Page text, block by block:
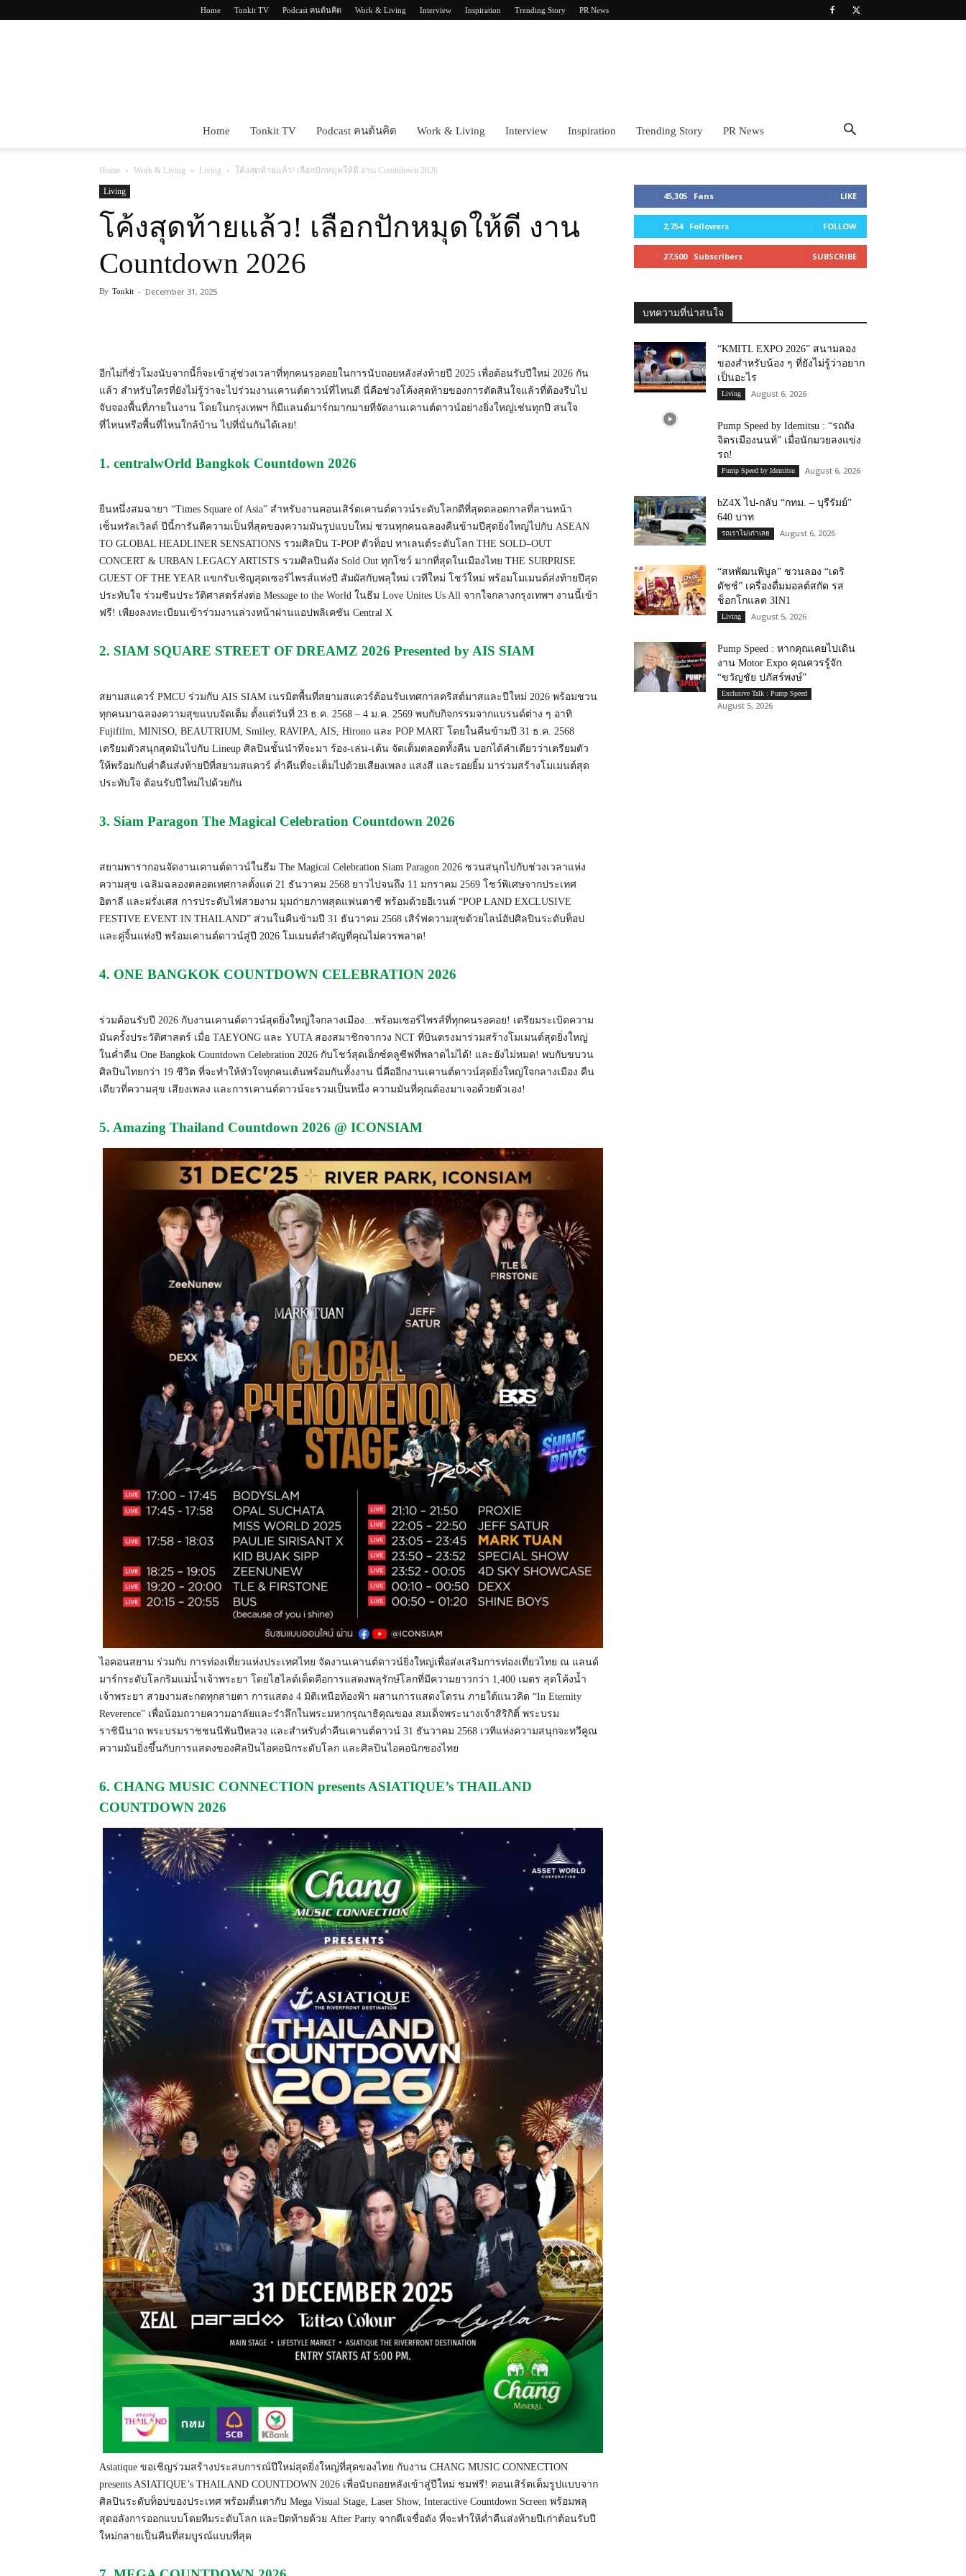
Home Tonkit TV Podcast คนต้นคิด Work & Living Interview Inspiration Trending Story PR News
Home Tonkit TV Podcast คนต้นคิด Work & Living Interview Inspiration Trending Story PR News
Home Work & Living Living โค้งสุดท้ายแล้ว! เลือกปักหมุดให้ดี งาน Countdown 2026
Living
โค้งสุดท้ายแล้ว! เลือกปักหมุดให้ดี งาน
Countdown 2026
By Tonkit - December 31, 2025
อีกไม่กี่ชั่วโมงนับจากนี้ก็จะเข้าสู่ช่วงเวลาที่ทุกคนรอคอยในการนับถอยหลังส่งท้ายปี 2025 เพื่อต้อนรับปีใหม่ 2026 กัน
แล้ว สำหรับใครที่ยังไม่รู้ว่าจะไปร่วมงานเคานต์ดาวน์ที่ไหนดี นี่คือช่วงโค้งสุดท้ายของการตัดสินใจแล้วที่ต้องรีบไป
จับจองพื้นที่ภายในงาน โดยในกรุงเทพฯ ก็มีแลนด์มาร์กมากมายที่จัดงานเคานต์ดาวน์อย่างยิ่งใหญ่เช่นทุกปี สนใจ
ที่ไหนหรือพื้นที่ไหนใกล้บ้าน ไปที่นั่นกันได้เลย!
1. centralwOrld Bangkok Countdown 2026
ยืนหนึ่งสมฉายา “Times Square of Asia” สำหรับงานคอนเสิร์ตเคานต์ดาวน์ระดับโลกดีที่สุดตลอดกาลที่ลานหน้า
เซ็นทรัลเวิลด์ ปีนี้การันตีความเป็นที่สุดของความมันรูปแบบใหม่ ชวนทุกคนฉลองคืนข้ามปีสุดยิ่งใหญ่ไปกับ ASEAN
TO GLOBAL HEADLINER SENSATIONS รวมศิลปิน T-POP ตัวท็อป ทาเลนต์ระดับโลก THE SOLD–OUT
CONCERT & URBAN LEGACY ARTISTS รวมศิลปินดัง Sold Out ทุกโชว์ มากที่สุดในเมืองไทย THE SURPRISE
GUEST OF THE YEAR แขกรับเชิญสุดเซอร์ไพรส์แห่งปี สัมผัสกับพลุใหม่ เวทีใหม่ โชว์ใหม่ พร้อมโมเมนต์ส่งท้ายปีสุด
ประทับใจ ร่วมซีนประวัติศาสตร์ส่งต่อ Message to the World ในธีม Love Unites Us All จากใจกลางกรุงเทพฯ งานนี้เข้า
ฟรี! เพียงลงทะเบียนเข้าร่วมงานล่วงหน้าผ่านแอปพลิเคชัน Central X
2. SIAM SQUARE STREET OF DREAMZ 2026 Presented by AIS SIAM
สยามสแควร์ PMCU ร่วมกับ AIS SIAM เนรมิตพื้นที่สยามสแควร์ต้อนรับเทศกาลคริสต์มาสและปีใหม่ 2026 พร้อมชวน
ทุกคนมาฉลองความสุขแบบจัดเต็ม ตั้งแต่วันที่ 23 ธ.ค. 2568 – 4 ม.ค. 2569 พบกับกิจกรรมจากแบรนด์ต่าง ๆ อาทิ
Fujifilm, MINISO, BEAUTRIUM, Smiley, RAVIPA, AIS, Hirono และ POP MART โดยในคืนข้ามปี 31 ธ.ค. 2568
เตรียมตัวสนุกสุดมันไปกับ Lineup ศิลปินชั้นนำที่จะมา ร้อง-เล่น-เต้น จัดเต็มตลอดทั้งคืน บอกได้คำเดียวว่าเตรียมตัว
ให้พร้อมกับค่ำคืนส่งท้ายปีที่สยามสแควร์ ค่ำคืนที่จะเต็มไปด้วยเสียงเพลง แสงสี และรอยยิ้ม มาร่วมสร้างโมเมนต์สุด
ประทับใจ ต้อนรับปีใหม่ไปด้วยกัน
3. Siam Paragon The Magical Celebration Countdown 2026
สยามพารากอนจัดงานเคานต์ดาวน์ในธีม The Magical Celebration Siam Paragon 2026 ชวนสนุกไปกับช่วงเวลาแห่ง
ความสุข เฉลิมฉลองตลอดเทศกาลตั้งแต่ 21 ธันวาคม 2568 ยาวไปจนถึง 11 มกราคม 2569 โชว์พิเศษจากประเทศ
อิตาลี และฝรั่งเศส การประดับไฟสวยงาม มุมถ่ายภาพสุดแฟนตาซี พร้อมด้วยอีเวนต์ “POP LAND EXCLUSIVE
FESTIVE EVENT IN THAILAND” ส่วนในคืนข้ามปี 31 ธันวาคม 2568 เสิร์ฟความสุขด้วยไลน์อัปศิลปินระดับท็อป
และคู่จิ้นแห่งปี พร้อมเคานต์ดาวน์สู่ปี 2026 โมเมนต์สำคัญที่คุณไม่ควรพลาด!
4. ONE BANGKOK COUNTDOWN CELEBRATION 2026
ร่วมต้อนรับปี 2026 กับงานเคานต์ดาวน์สุดยิ่งใหญ่ใจกลางเมือง…พร้อมเซอร์ไพรส์ที่ทุกคนรอคอย! เตรียมระเบิดความ
มันครั้งประวัติศาสตร์ เมื่อ TAEYONG และ YUTA สองสมาชิกจากวง NCT ที่บินตรงมาร่วมสร้างโมเมนต์สุดยิ่งใหญ่
ในค่ำคืน One Bangkok Countdown Celebration 2026 กับโชว์สุดเอ็กซ์คลูซีฟที่พลาดไม่ได้! และยังไม่หมด! พบกับขบวน
ศิลปินไทยกว่า 19 ชีวิต ที่จะทำให้หัวใจทุกคนเต้นพร้อมกันทั้งงาน นี่คืออีกงานเคานต์ดาวน์สุดยิ่งใหญ่ใจกลางเมือง คืน
เดียวที่ความสุข เสียงเพลง และการเคานต์ดาวน์จะรวมเป็นหนึ่ง ความมันที่คุณต้องมาเจอด้วยตัวเอง!
5. Amazing Thailand Countdown 2026 @ ICONSIAM
ไอคอนสยาม ร่วมกับ การท่องเที่ยวแห่งประเทศไทย จัดงานเคานต์ดาวน์ยิ่งใหญ่เพื่อส่งเสริมการท่องเที่ยวไทย ณ แลนด์
มาร์กระดับโลกริมแม่น้ำเจ้าพระยา โดยไฮไลต์เด็ดคือการแสดงพลุรักษ์โลกที่มีความยาวกว่า 1,400 เมตร สุดโค้งน้ำ
เจ้าพระยา สวยงามสะกดทุกสายตา การแสดง 4 มิติเหนือท้องฟ้า ผสานการแสดงโดรน ภายใต้แนวคิด “In Eternity
Reverence” เพื่อน้อมถวายความอาลัยและรำลึกในพระมหากรุณาธิคุณของ สมเด็จพระนางเจ้าสิริกิติ์ พระบรม
ราชินีนาถ พระบรมราชชนนีพันปีหลวง และสำหรับค่ำคืนเคานต์ดาวน์ 31 ธันวาคม 2568 เวทีแห่งความสนุกจะทวีคูณ
ความมันยิ่งขึ้นกับการแสดงของศิลปินไอคอนิกระดับโลก และศิลปินไอคอนิกของไทย
6. CHANG MUSIC CONNECTION presents ASIATIQUE’s THAILAND
COUNTDOWN 2026
Asiatique ขอเชิญร่วมสร้างประสบการณ์ปีใหม่สุดยิ่งใหญ่ที่สุดของไทย กับงาน CHANG MUSIC CONNECTION
presents ASIATIQUE’s THAILAND COUNTDOWN 2026 เพื่อนับถอยหลังเข้าสู่ปีใหม่ ชมฟรี! คอนเสิร์ตเต็มรูปแบบจาก
ศิลปินระดับท็อปของประเทศ พร้อมตื่นตากับ Mega Visual Stage, Laser Show, Interactive Countdown Screen พร้อมพลุ
สุดอลังการออกแบบโดยทีมระดับโลก และปิดท้ายด้วย After Party จากดีเจชื่อดัง ที่จะทำให้ค่ำคืนส่งท้ายปีเก่าต้อนรับปี
ใหม่กลายเป็นคืนที่สมบูรณ์แบบที่สุด
45,305 Fans LIKE
2,754 Followers FOLLOW
27,500 Subscribers SUBSCRIBE
บทความที่น่าสนใจ
“KMITL EXPO 2026” สนามลอง
ของสำหรับน้อง ๆ ที่ยังไม่รู้ว่าอยาก
เป็นอะไร
Living August 6, 2026
Pump Speed by Idemitsu : “รถถัง
จิตรเมืองนนท์” เมื่อนักมวยลงแข่ง
รถ!
Pump Speed by Idemitsu August 6, 2026
bZ4X ไป-กลับ “กทม. – บุรีรัมย์”
640 บาท
รถเราไม่เก่าเลย August 6, 2026
“สหพัฒนพิบูล” ชวนลอง “เดริ
ดัชช์” เครื่องดื่มมอลต์สกัด รส
ช็อกโกแลต 3IN1
Living August 5, 2026
Pump Speed : หากคุณเคยไปเดิน
งาน Motor Expo คุณควรรู้จัก
“ขวัญชัย ปภัสร์พงษ์”
Exclusive Talk : Pump Speed
August 5, 2026